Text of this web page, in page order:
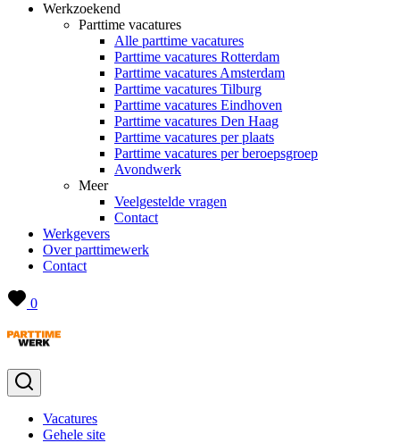
Werkzoekend
Parttime vacatures
Alle parttime vacatures
Parttime vacatures Rotterdam
Parttime vacatures Amsterdam
Parttime vacatures Tilburg
Parttime vacatures Eindhoven
Parttime vacatures Den Haag
Parttime vacatures per plaats
Parttime vacatures per beroepsgroep
Avondwerk
Meer
Veelgestelde vragen
Contact
Werkgevers
Over parttimewerk
Contact
0
Vacatures
Gehele site